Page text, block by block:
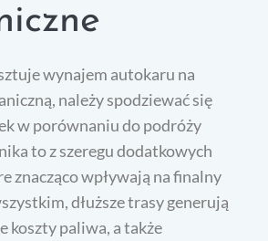
wynajem autokaru na
należy spodziewać się
w porównaniu do podróży
to z szeregu dodatkowych
znacząco wpływają na finalny
dłuższe trasy generują
koszty paliwa, a także